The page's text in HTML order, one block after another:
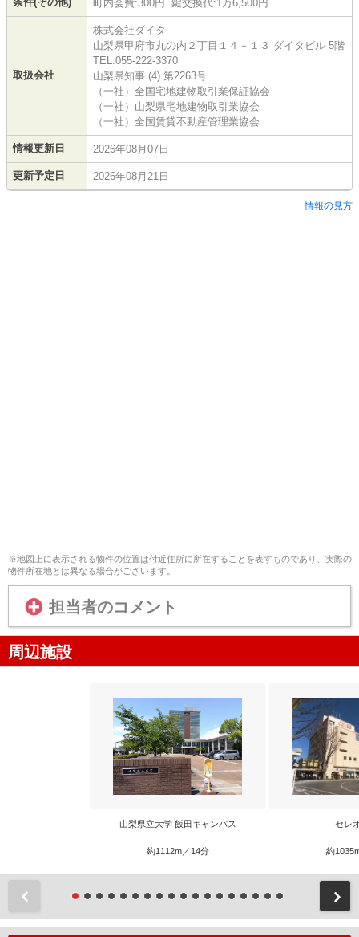
町内会費:300円 鍵交換代:1万6,500円
取扱会社
株式会社ダイタ
山梨県甲府市丸の内２丁目１４－１３ ダイタビル 5階
TEL:055-222-3370
山梨県知事 (4) 第2263号
（一社）全国宅地建物取引業保証協会
（一社）山梨県宅地建物取引業協会
（一社）全国賃貸不動産管理業協会
情報更新日 2026年08月07日
更新予定日 2026年08月21日
情報の見方
※地図上に表示される物件の位置は付近住所に所在することを表すものであり、実際の
物件所在地とは異なる場合がございます。
担当者のコメント
周辺施設
山梨県立大学 飯田キャンパス
約1112m／14分
セレ
約